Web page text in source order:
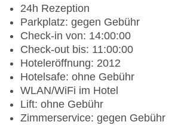
24h Rezeption
Parkplatz: gegen Gebühr
Check-in von: 14:00:00
Check-out bis: 11:00:00
Hoteleröffnung: 2012
Hotelsafe: ohne Gebühr
WLAN/WiFi im Hotel
Lift: ohne Gebühr
Zimmerservice: gegen Gebühr